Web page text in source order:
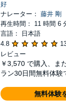
好
ナレーター： 藤井 剛
再生時間： 11 時間 6
言語： 日本語
4.8
レビュー
￥3,570 で購入、ま
ラン30日間無料体験
無料体験